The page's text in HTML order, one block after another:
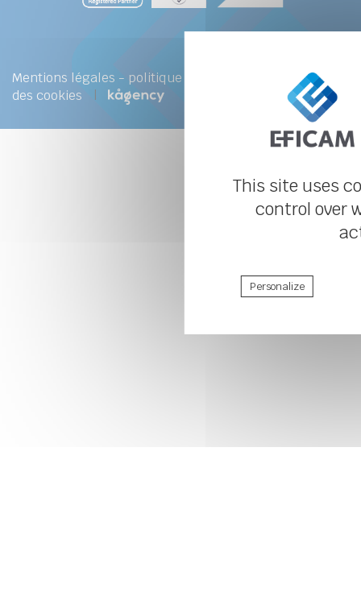
Mentions légales - politique de confidentialité -Gestion
des cookies
This site uses
control over
Personalize